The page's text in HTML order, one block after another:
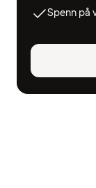
Spenn på